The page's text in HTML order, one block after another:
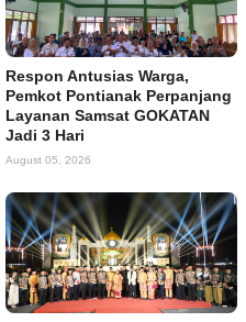
Respon Antusias Warga,
Pemkot Pontianak Perpanjang
Layanan Samsat GOKATAN
Jadi 3 Hari
August 05, 2026